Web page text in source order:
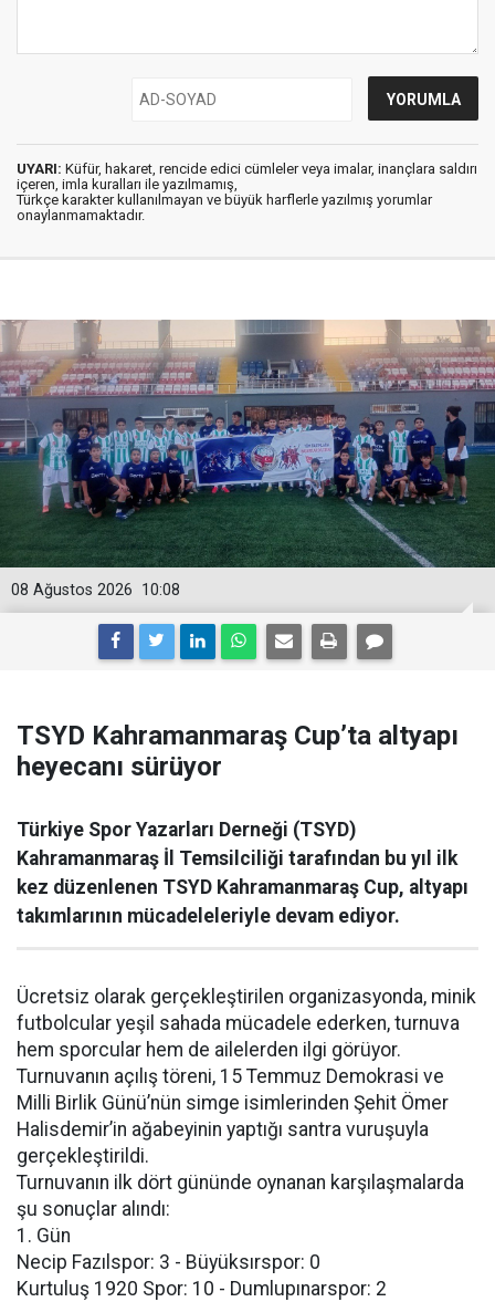
UYARI: Küfür, hakaret, rencide edici cümleler veya imalar, inançlara saldırı
içeren, imla kuralları ile yazılmamış,
Türkçe karakter kullanılmayan ve büyük harflerle yazılmış yorumlar
onaylanmamaktadır.
10:08
08 Ağustos 2026
TSYD Kahramanmaraş Cup’ta altyapı
heyecanı sürüyor
Türkiye Spor Yazarları Derneği (TSYD)
Kahramanmaraş İl Temsilciliği tarafından bu yıl ilk
kez düzenlenen TSYD Kahramanmaraş Cup, altyapı
takımlarının mücadeleleriyle devam ediyor.
Ücretsiz olarak gerçekleştirilen organizasyonda, minik
futbolcular yeşil sahada mücadele ederken, turnuva
hem sporcular hem de ailelerden ilgi görüyor.
Turnuvanın açılış töreni, 15 Temmuz Demokrasi ve
Milli Birlik Günü’nün simge isimlerinden Şehit Ömer
Halisdemir’in ağabeyinin yaptığı santra vuruşuyla
gerçekleştirildi.
Turnuvanın ilk dört gününde oynanan karşılaşmalarda
şu sonuçlar alındı:
1. Gün
Necip Fazılspor: 3 - Büyüksırspor: 0
Kurtuluş 1920 Spor: 10 - Dumlupınarspor: 2